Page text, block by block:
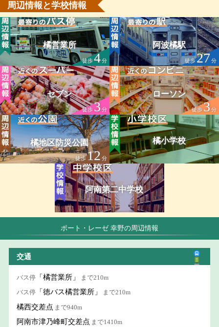
周辺情報と学校情報
橘営業所
徒歩4分
阿波橘駅
徒歩27分
セブン
徒歩3分
ローソン
徒歩3分
橘地区防災公園
徒歩12 分
橘小学校
阿南第二中学校
ポート・レーゼ 幸野の周辺情報
交通
バス停 「橘営業所」 まで210m
バス停 「徳バス橘営業所」 まで210m
橘西交差点 まで940m
阿南市津乃峰町交差点 まで1410m